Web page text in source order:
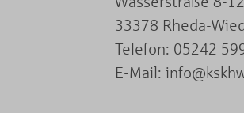
33378 Rheda-
Telefon: 05242
E-Mail: